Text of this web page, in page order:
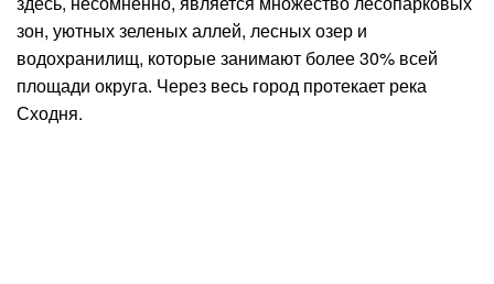
зон, уютных зеленых аллей, лесных озер и
водохранилищ, которые занимают более 30% всей
площади округа. Через весь город протекает река
Сходня.